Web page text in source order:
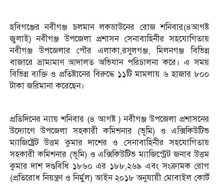
হবিগঞ্জের নবীগঞ্জ চলমান লকডাউনের রোজ শনিবার(৪আগষ্ট
জুলাই) নবীগঞ্জ উপজেলা প্রশাসন সেনাবাহিনীর সহযোগিতায়
নবীগঞ্জ উপজেলার পৌর এলাকা,রসুলগঞ্জ, মিলনগঞ্জ বিভিন্ন
বাজারে ভ্রাম্যমাণ আদালত অভিযান পরিচালনা করে। এ সময়
বিভিন্ন ব্যক্তি ও প্রতিষ্টানের বিরুদ্ধে ১১টি মামলায় ৬ হাজার ৮০০
টাকা জরিমানা করেছেন।
প্রতিদিনের ন্যায় শনিবার (৪ আগষ্ট ) নবীগঞ্জ উপজেলা প্রশাসনের
উদ্যোগে উপজেলা সহকারী কমিশনার (ভূমি) ও এক্সিকিউটিভ
ম্যাজিষ্ট্রেট উত্তম কুমার দাশের ও সেনাবাহিনীর সহযোগিতায়
সহকারী কমিশনার (ভূমি) ও এক্সিকিউটিভ ম্যাজিস্ট্রেট জনাব উত্তম
কুমার দাশ দণ্ডবিধি ১৮৬০ এর ১৮৮,২৬৯ এবং সংক্রামক রোগ
(প্রতিরোধ নিয়ন্ত্রণ ও নির্মুল) আইন ২০১৮ অনুযায়ী মোবাইল কোর্ট